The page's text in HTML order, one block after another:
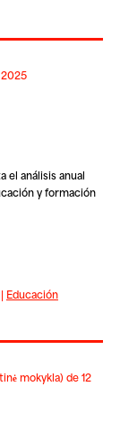
el análisis anual
y formación
Educación
mokykla) de 12